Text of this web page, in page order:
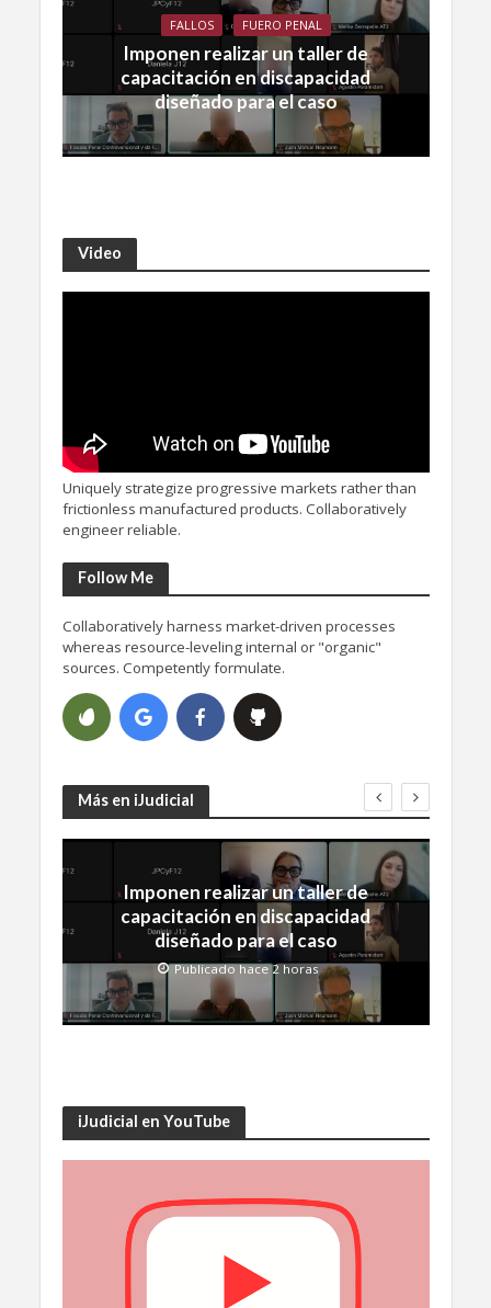
FALLOS FUERO PENAL
Imponen realizar un taller de
capacitación en discapacidad
diseñado para el caso
Video
Uniquely strategize progressive markets rather than
frictionless manufactured products. Collaboratively
engineer reliable.
Follow Me
Collaboratively harness market-driven processes
whereas resource-leveling internal or "organic"
sources. Competently formulate.
Más en iJudicial
Imponen realizar un taller de
capacitación en discapacidad
diseñado para el caso
Publicado hace 2 horas
iJudicial en YouTube